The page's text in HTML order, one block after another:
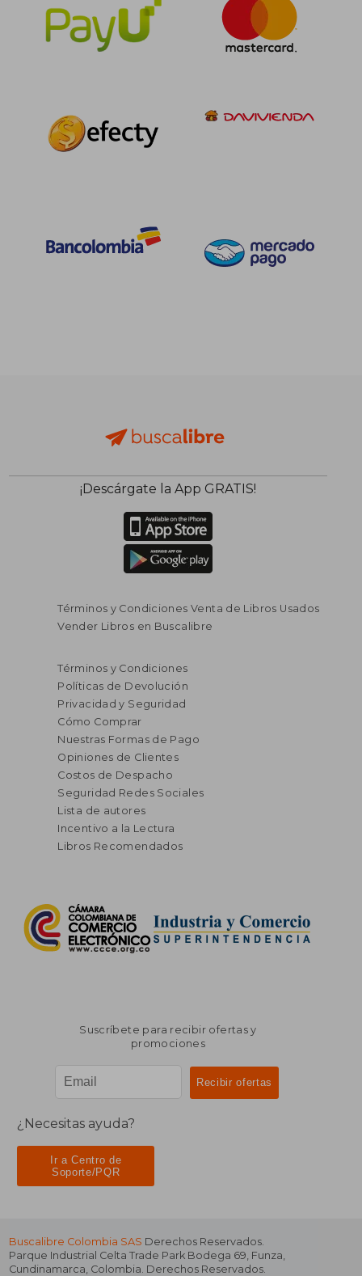
¡Descárgate la App GRATIS!
Términos y Condiciones Venta de Libros Usados
Vender Libros en Buscalibre
Términos y Condiciones
Políticas de Devolución
Privacidad y Seguridad
Cómo Comprar
Nuestras Formas de Pago
Opiniones de Clientes
Costos de Despacho
Seguridad Redes Sociales
Lista de autores
Incentivo a la Lectura
Libros Recomendados
Suscríbete para recibir ofertas y
promociones
¿Necesitas ayuda?
Ir a Centro de
Soporte/PQR
Buscalibre Colombia SAS Derechos Reservados.
Parque Industrial Celta Trade Park Bodega 69, Funza,
Cundinamarca, Colombia. Derechos Reservados.